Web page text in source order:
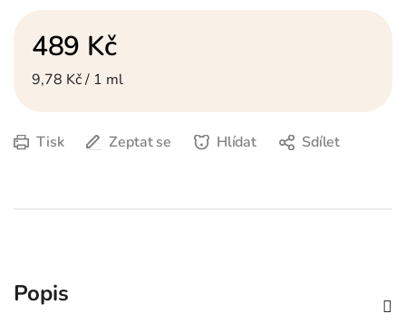
489 Kč
Měrná cena:
9,78 Kč / 1 ml
Tisk Zeptat se Hlídat Sdílet
Popis